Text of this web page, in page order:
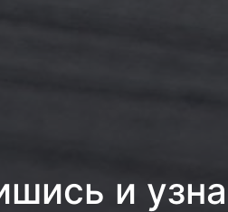
и